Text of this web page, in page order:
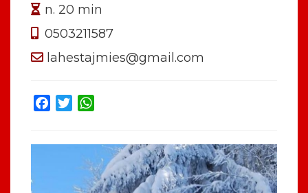
n. 20 min
0503211587
lahestajmies@gmail.com
Facebook
Twitter